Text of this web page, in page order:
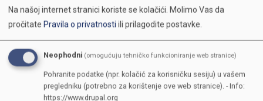
Na našoj internet stranici koriste se kolačići. Molimo Vas da
pročitate Pravila o privatnostiili prilagodite postavke.
Neophodni (omogućuju tehničko funkcioniranje web stranice)
Pohranite podatke (npr. kolačić za korisničku sesiju) u vašem
pregledniku (potrebno za korištenje ove web stranice). - Info:
https://www.drupal.org